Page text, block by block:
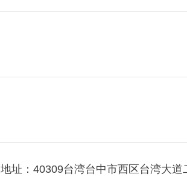
地址：40309台湾台中市西区台湾大道